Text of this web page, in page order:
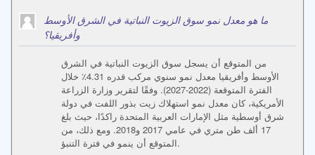
ما هو معدل نمو سوق الزيوت النباتية في الشرق الأوسط
وأفريقيا؟
من المتوقع أن يسجل سوق الزيوت النباتية في الشرق
الأوسط وأفريقيا معدل نمو سنوي مركب قدره 4.31٪ خلال
الفترة المتوقعة (2022-2027). وفقًا لتقرير وزارة الزراعة
الأمريكية، كان معدل نمو استهلاك زيت بذور اللفت في دولة
شرق أوسطية مثل الإمارات العربية المتحدة راكدًا، حيث بلغ
17 ألف طن متري في عامي 2017 و2018. ومع ذلك، من
المتوقع أن ينمو في فترة التنبؤ.